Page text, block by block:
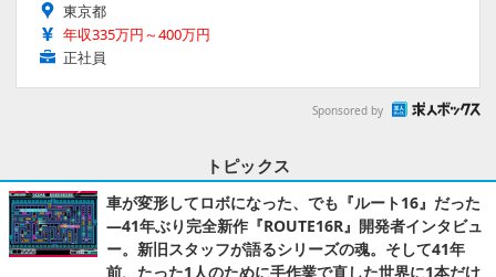
東京都
年収335万円～400万円
正社員
Sponsored by
トピックス
車が変形してロボになった、でも『ルート16』だった
―41年ぶり完全新作『ROUTE16R』開発者インタビュ
ー。新旧スタッフが語るシリーズの魂。そして41年
前、たった1人のために手作業で直した世界に1本だけ